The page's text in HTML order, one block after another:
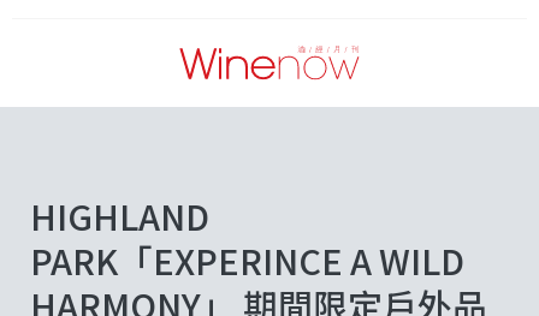
HIGHLAND
PARK「EXPERINCE A WILD
HARMONY」 期間限定戶外品